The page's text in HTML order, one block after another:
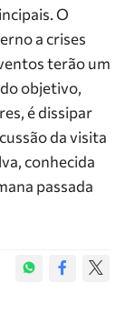
O
a crises
terão um
objetivo,
é dissipar
da visita
conhecida
passada